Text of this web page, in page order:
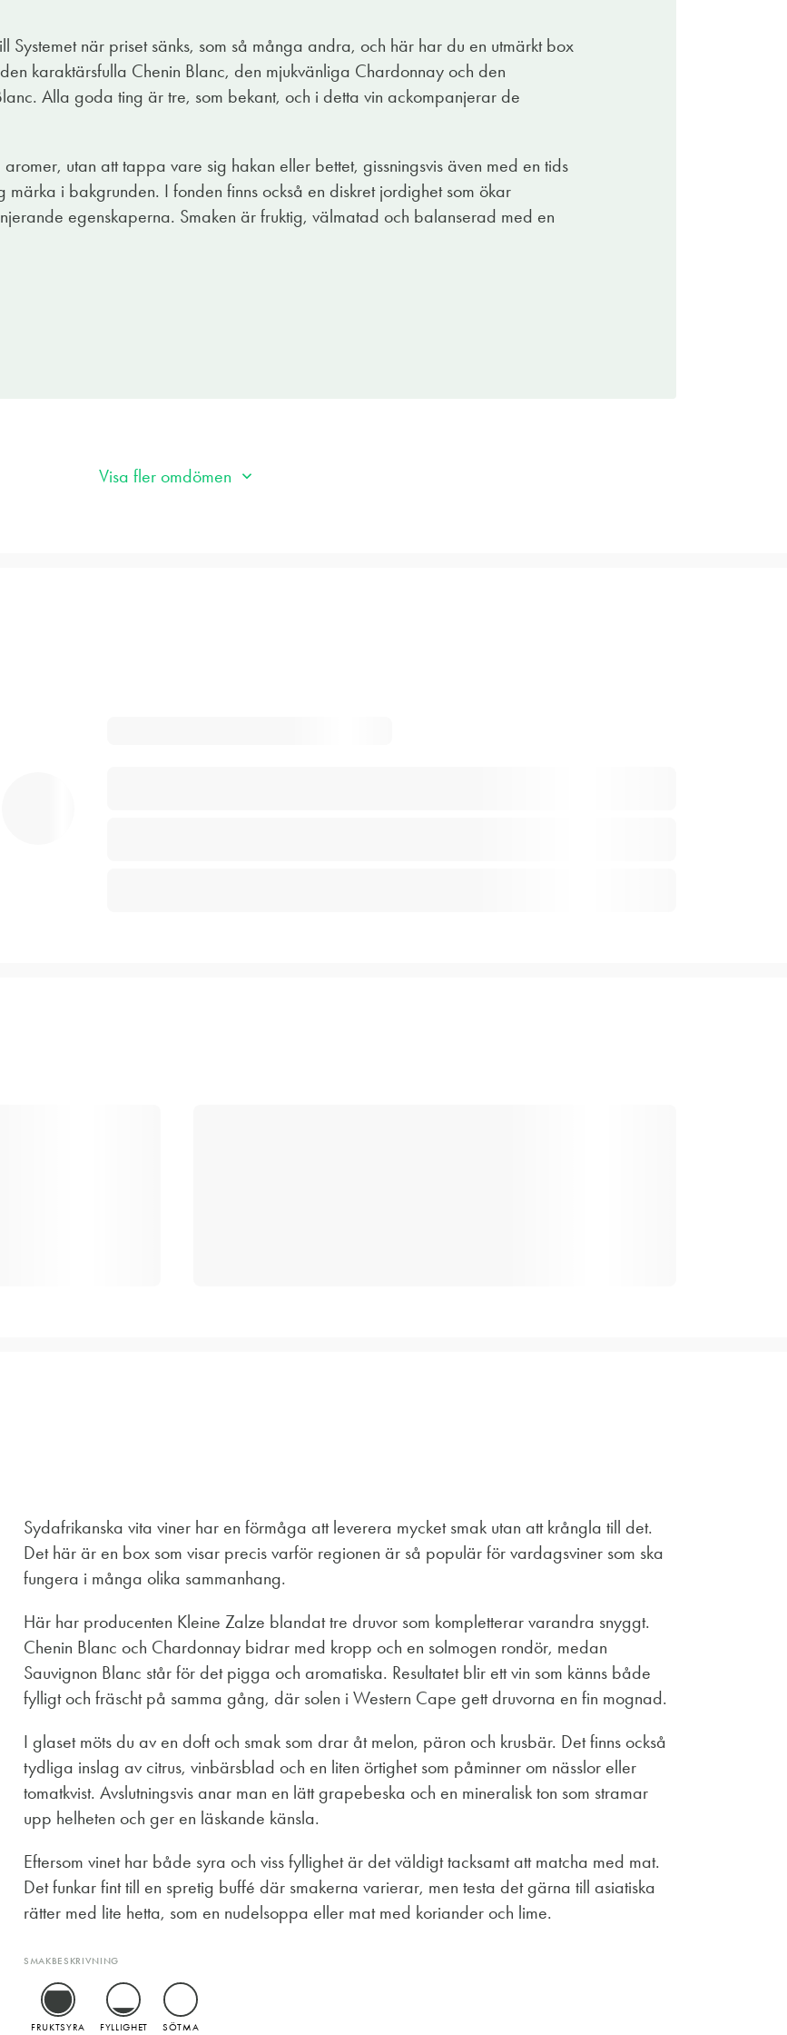
när priset sänks, som så många andra, och här har du en utmärkt box
karaktärsfulla Chenin Blanc, den mjukvänliga Chardonnay och den
Alla goda ting är tre, som bekant, och i detta vin ackompanjerar de
utan att tappa vare sig hakan eller bettet, gissningsvis även med en tids
märka i bakgrunden. I fonden finns också en diskret jordighet som ökar
egenskaperna. Smaken är fruktig, välmatad och balanserad med en
Visa fler omdömen
Sydafrikanska vita viner har en förmåga att leverera mycket smak utan att krångla till det.
Det här är en box som visar precis varför regionen är så populär för vardagsviner som ska
fungera i många olika sammanhang.
Här har producenten Kleine Zalze blandat tre druvor som kompletterar varandra snyggt.
Chenin Blanc och Chardonnay bidrar med kropp och en solmogen rondör, medan
Sauvignon Blanc står för det pigga och aromatiska. Resultatet blir ett vin som känns både
fylligt och fräscht på samma gång, där solen i Western Cape gett druvorna en fin mognad.
I glaset möts du av en doft och smak som drar åt melon, päron och krusbär. Det finns också
tydliga inslag av citrus, vinbärsblad och en liten örtighet som påminner om nässlor eller
tomatkvist. Avslutningsvis anar man en lätt grapebeska och en mineralisk ton som stramar
upp helheten och ger en läskande känsla.
Eftersom vinet har både syra och viss fyllighet är det väldigt tacksamt att matcha med mat.
Det funkar fint till en spretig buffé där smakerna varierar, men testa det gärna till asiatiska
rätter med lite hetta, som en nudelsoppa eller mat med koriander och lime.
SMAKBESKRIVNING
FRUKTSYRA FYLLIGHET SÖTMA